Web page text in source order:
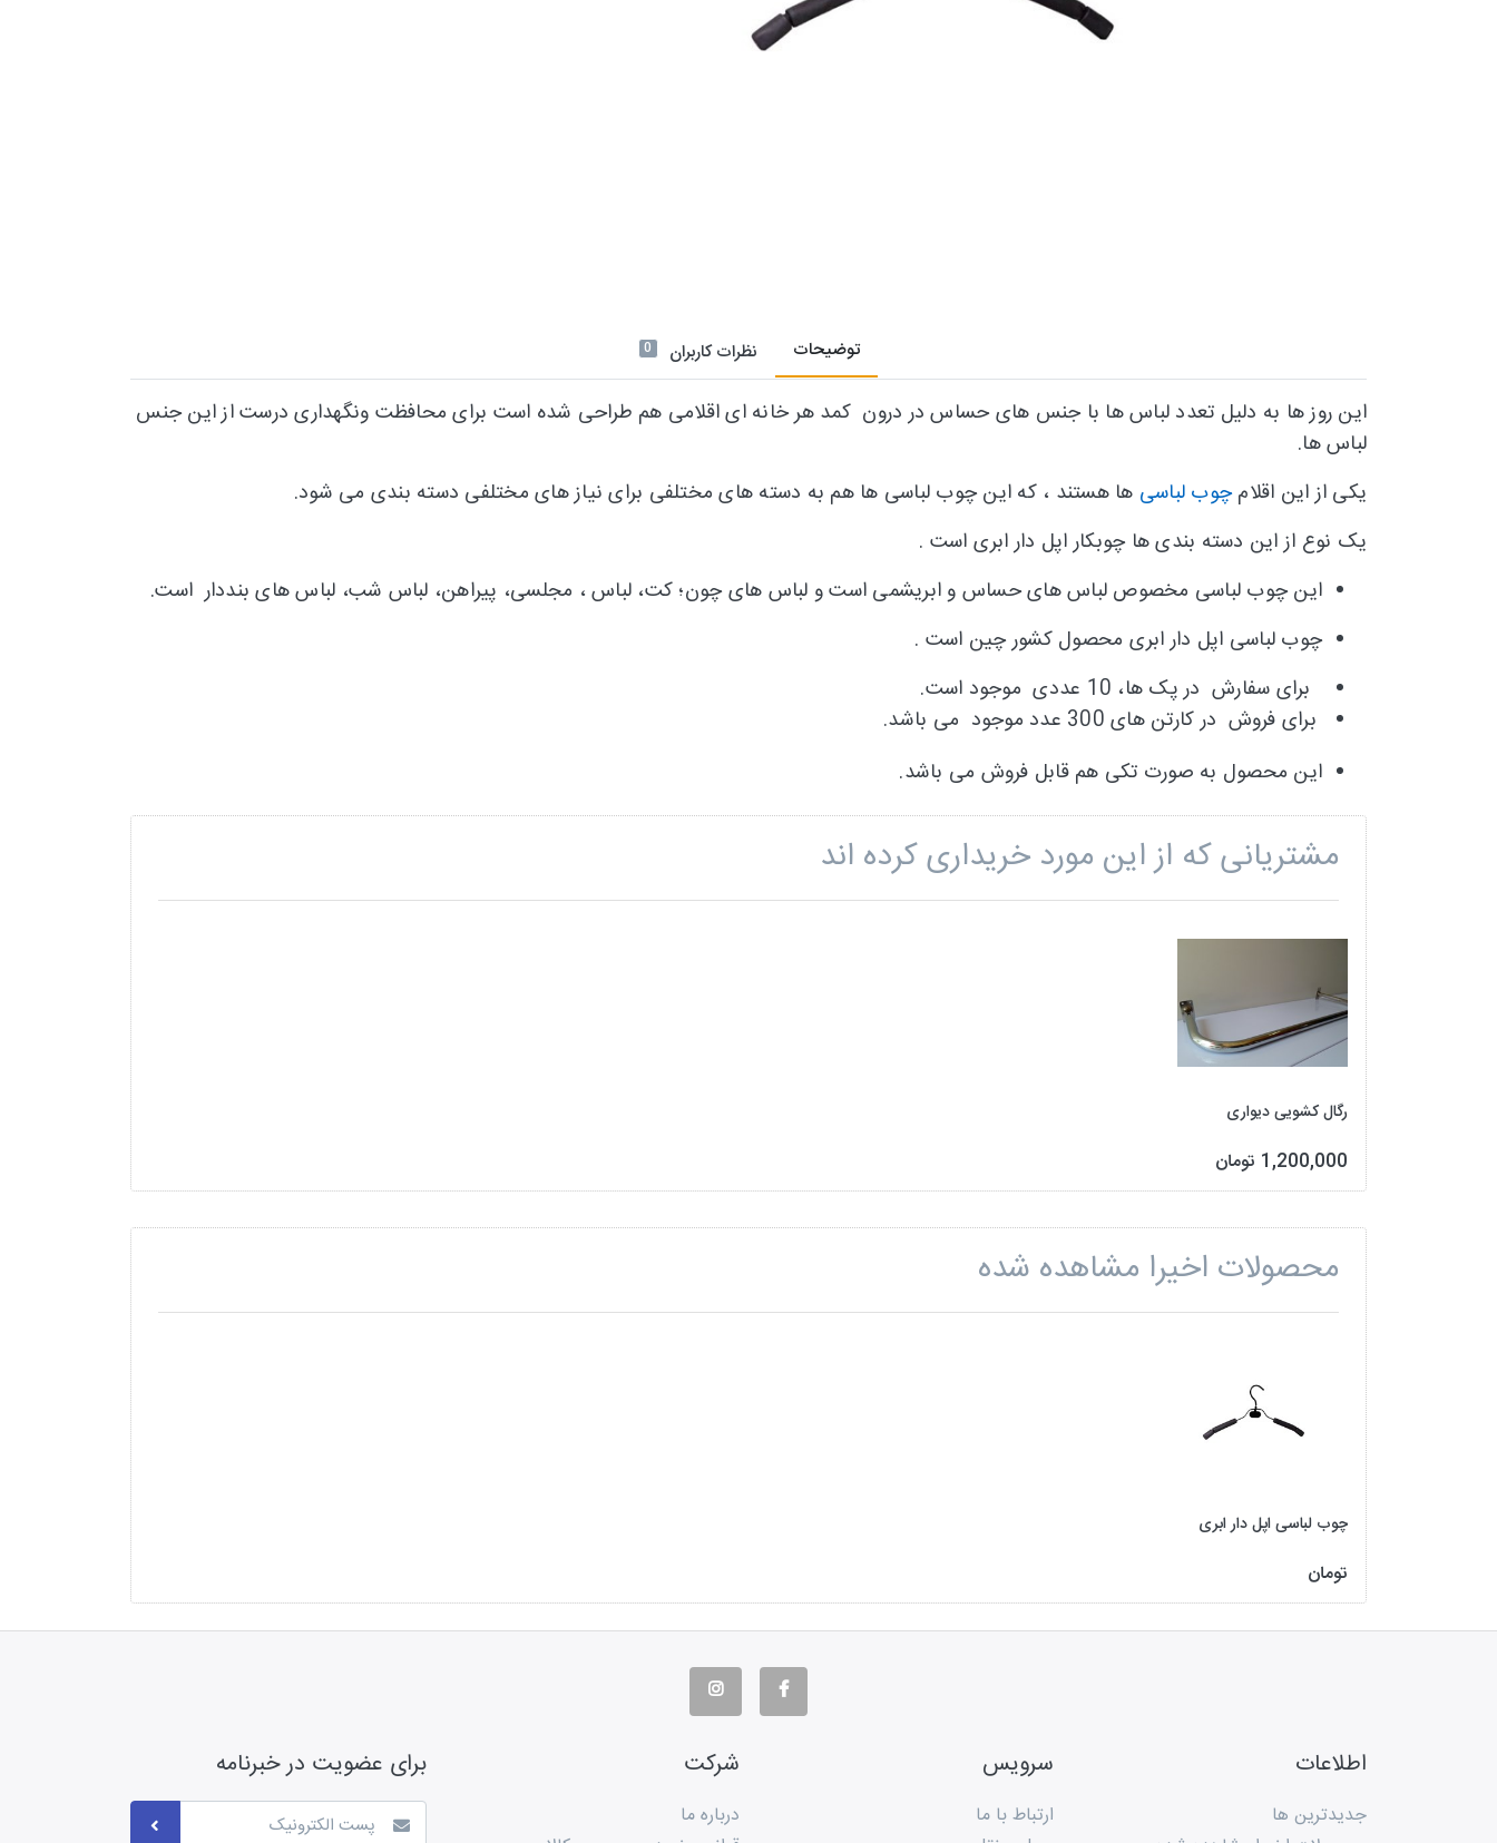
توضیحات نظرات کاربران 0
این روز ها به دلیل تعدد لباس ها با جنس های حساس در درون کمد هر خانه ای اقلامی هم طراحی شده است برای محافظت ونگهداری درست از این جنس
لباس ها.
یکی از این اقلامچوب لباسی ها هستند ، که این چوب لباسی ها هم به دسته های مختلفی برای نیاز های مختلفی دسته بندی می شود.
یک نوع از این دسته بندی ها چوبکار اپل دار ابری است .
این چوب لباسی مخصوص لباس های حساس و ابریشمی است و لباس های چون؛ کت، لباس ، مجلسی، پیراهن، لباس شب، لباس های بنددار است.
چوب لباسی اپل دار ابری محصول کشور چین است .
برای سفارش در پک ها، 10 عددی موجود است.
برای فروش در کارتن های 300 عدد موجود می باشد.
این محصول به صورت تکی هم قابل فروش می باشد.
مشتریانی که از این مورد خریداری کرده اند
رگال کشویی دیواری
1,200,000 تومان
محصولات اخیرا مشاهده شده
چوب لباسی اپل دار ابری
تومان
اطلاعات
جدیدترین ها
سرویس
ارتباط با ما
شرکت
درباره ما
برای عضویت در خبرنامه